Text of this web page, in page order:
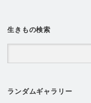
生きもの検索
ランダムギャラリー